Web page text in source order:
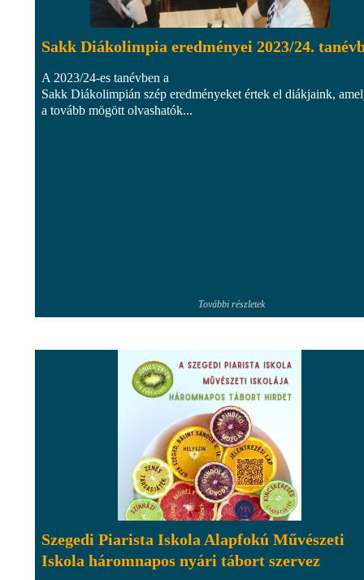
Sakk Diákolimpia eredményei 2023/24.
A 2023/24-es tanévben a
Sakk Diákolimpián szép eredményeket értek el diákjaink,
a tovább mögött olvashatók...
További részletek
Szegedi Piarista Iskola Alapfokú Művészeti
Iskola háromnapos nyári tábort szervez